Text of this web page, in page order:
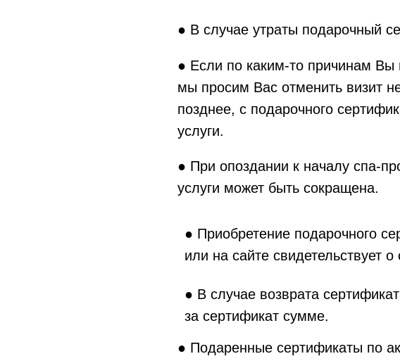
● В случае утраты подарочный
● Если по каким-то причинам Вы
мы просим Вас отменить визит
позднее, с подарочного
услуги.
● При опоздании к началу спа-
услуги может быть сокращена.
● Приобретение подарочного
или на сайте свидетельствует
● В случае возврата
за сертификат сумме.
● Подаренные сертификаты по